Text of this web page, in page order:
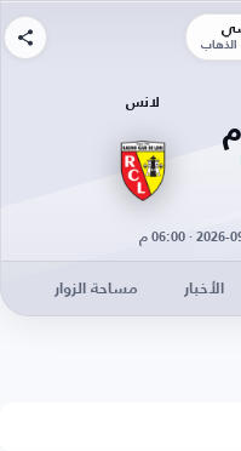
لانس
الأخبار مساحة الزوار